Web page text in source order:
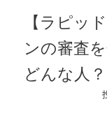
【ラピッ
ンの審査
どんな人？